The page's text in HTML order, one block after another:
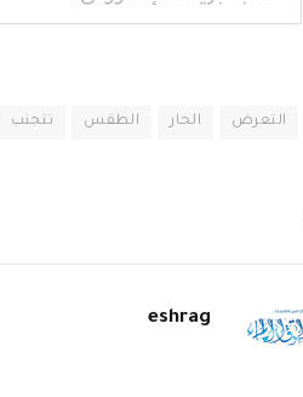
التعرض الحار الطقس تتجنب
eshrag